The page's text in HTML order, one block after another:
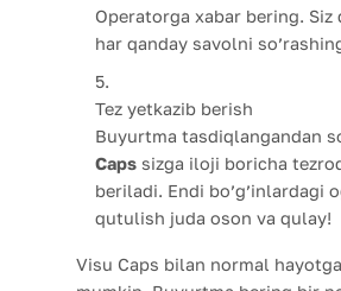
Operatorga xabar bering. Siz
har qanday savolni
Tez yetkazib berish
Buyurtma tasdiqlangandan
Caps sizga iloji boricha
beriladi. Endi bo’g’inlardagi
qutulish juda oson va qulay!
Visu Caps bilan normal